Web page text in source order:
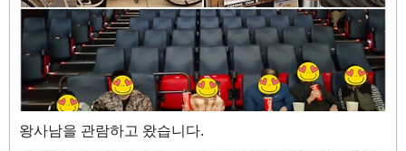
왕사남을 관람하고 왔습니다.